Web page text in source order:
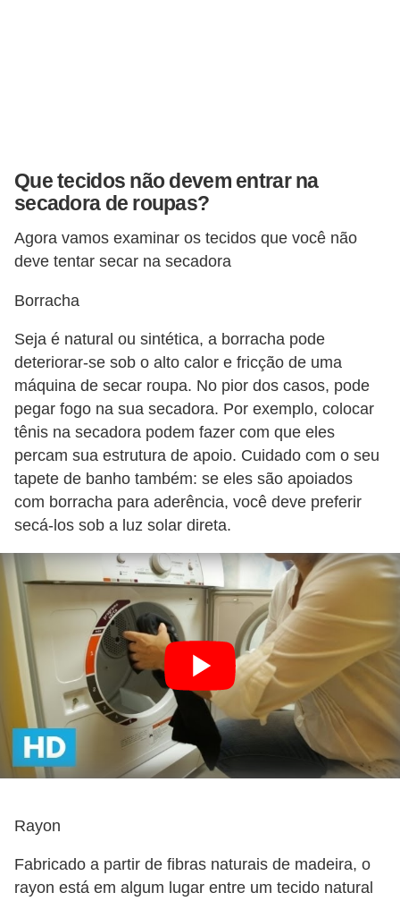
Que tecidos não devem entrar na
secadora de roupas?
Agora vamos examinar os tecidos que você não
deve tentar secar na secadora
Borracha
Seja é natural ou sintética, a borracha pode
deteriorar-se sob o alto calor e fricção de uma
máquina de secar roupa. No pior dos casos, pode
pegar fogo na sua secadora. Por exemplo, colocar
tênis na secadora podem fazer com que eles
percam sua estrutura de apoio. Cuidado com o seu
tapete de banho também: se eles são apoiados
com borracha para aderência, você deve preferir
secá-los sob a luz solar direta.
Rayon
Fabricado a partir de fibras naturais de madeira, o
rayon está em algum lugar entre um tecido natural